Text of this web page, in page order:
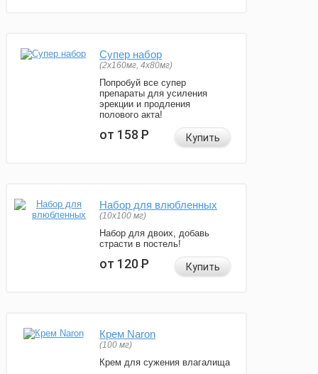
Супер набор
(2х160мг, 4х80мг)
Попробуй все супер
препараты для усиления
эрекции и продления
полового акта!
от 158Р Купить
Набор для влюбленных
(10х100 мг)
Набор для двоих, добавь
страсти в постель!
от 120Р Купить
Крем Naron
(100 мг)
Крем для сужения влагалища